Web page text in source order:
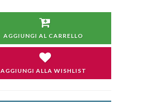
AGGIUNGI AL CARRELLO
AGGIUNGI ALLA WISHLIST